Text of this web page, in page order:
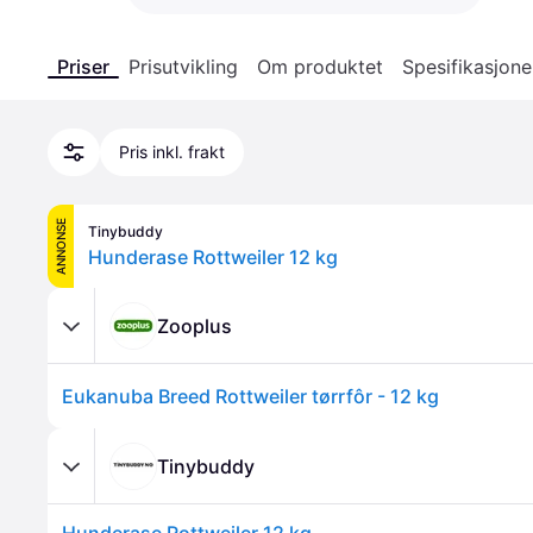
Priser Prisutvikling Om produktet
Pris inkl. frakt
ANNONSE Tinybuddy
Hunderase Rottweiler 12 kg
Zooplus
Eukanuba Breed Rottweiler tørrfôr - 12 kg
Tinybuddy